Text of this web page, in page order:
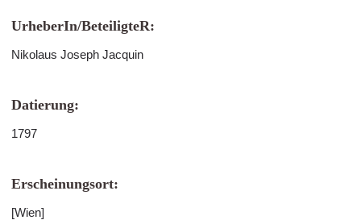
UrheberIn/BeteiligteR:
Nikolaus Joseph Jacquin
Datierung:
1797
Erscheinungsort:
[Wien]